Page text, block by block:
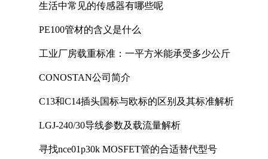
生活中常见的传感器有哪些呢
PE100管材的含义是什么
工业厂房载重标准：一平方米能承受多少公斤
CONOSTAN公司简介
C13和C14插头国标与欧标的区别及其标准解析
LGJ-240/30导线参数及载流量解析
寻找nce01p30k MOSFET管的合适替代型号